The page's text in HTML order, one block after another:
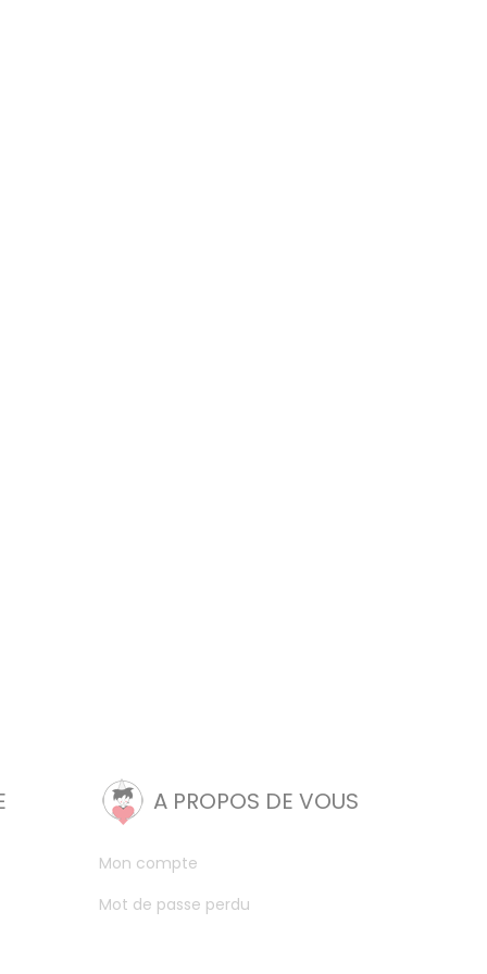
A PROPOS DE VOUS
Mon compte
Mot de passe perdu